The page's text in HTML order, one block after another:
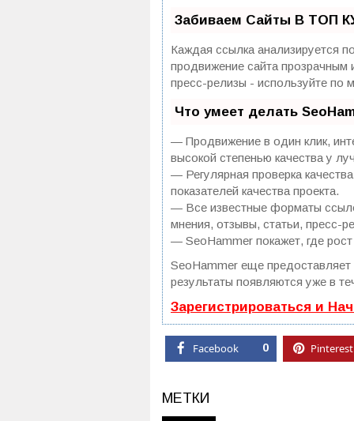
Забиваем Сайты В ТОП
Каждая ссылка анализируется
продвижение сайта прозрачным
пресс-релизы - используйте по
Что умеет делать
— Продвижение в один клик,
высокой степенью качества у
— Регулярная проверка
показателей качества проекта.
— Все известные форматы
мнения, отзывы, статьи, пресс-
— SeoHammer покажет, где
SeoHammer еще
результаты появляются уже в
Зарегистрироваться и
Facebook 0 Pinterest
МЕТКИ